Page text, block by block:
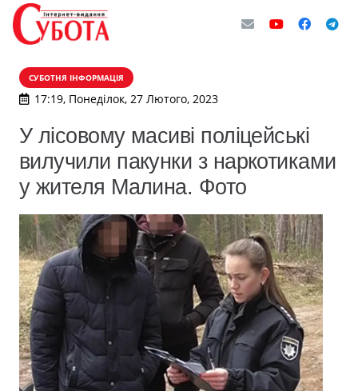
СУБОТНЯ ІНФОРМАЦІЯ
17:19, Понеділок, 27 Лютого, 2023
У лісовому масиві поліцейські
вилучили пакунки з наркотиками
у жителя Малина. Фото